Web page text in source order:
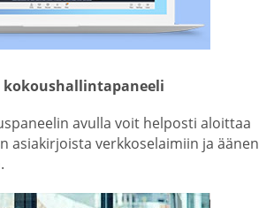
avulla voit helposti aloittaa
asiakirjoista verkkoselaimiin ja äänen